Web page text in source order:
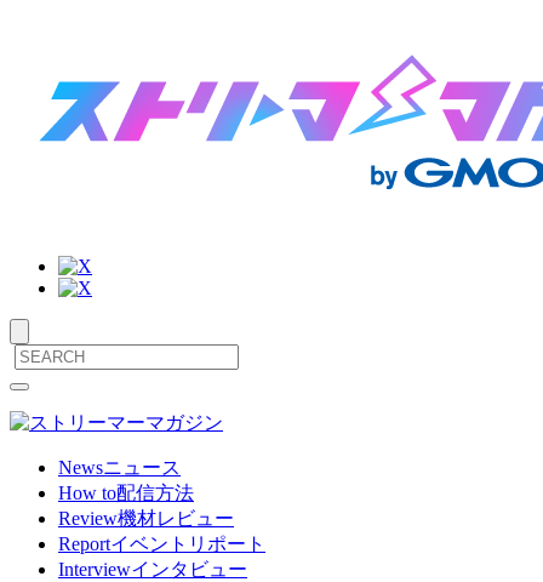
サ
イ
メ
ニ
Newsニュース
How to配信方法
Review機材レビュー
Reportイベントリポート
Interviewインタビュー